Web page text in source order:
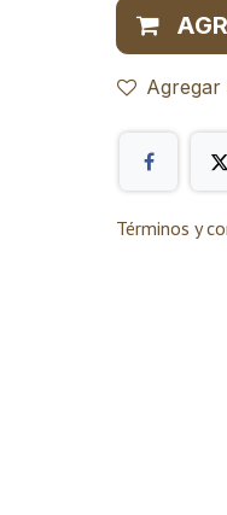
Agregar
Términos y